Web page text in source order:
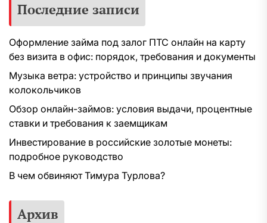
Последние записи
Оформление займа под залог ПТС онлайн на карту
без визита в офис: порядок, требования и документы
Музыка ветра: устройство и принципы звучания
колокольчиков
Обзор онлайн-займов: условия выдачи, процентные
ставки и требования к заемщикам
Инвестирование в российские золотые монеты:
подробное руководство
В чем обвиняют Тимура Турлова?
Архив